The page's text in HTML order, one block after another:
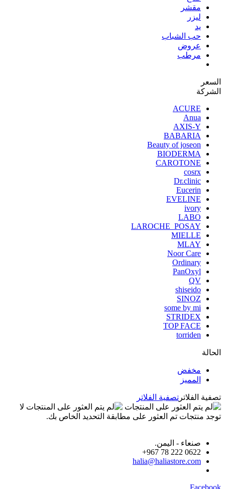
مقشر
ليزر
يد
حب الشباب
عروض
مرطب
السعر
الشركة
ACURE
Anua
AXIS-Y
BABARIA
Beauty of joseon
BIODERMA
CAROTONE
cosrx
Dr.clinic
Eucerin
EVELINE
ivory
LABO
LAROCHE_POSAY
MIELLE
MLAY
Noor Care
Ordinary
PanOxyl
QV
shiseido
SINOZ
some by mi
STRIDEX
TOP FACE
torriden
الحالة
مخفض
المميز
تصفية الفلاتر تصفية الفلاتر
لا
توجد منتجات تم العثور على مطابقة التحديد الخاص بك.
صنعاء - اليمن.
0622 222 78 967+
halia@haliastore.com